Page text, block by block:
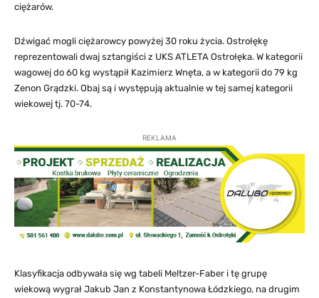
ciężarów.
Dźwigać mogli ciężarowcy powyżej 30 roku życia. Ostrołękę
reprezentowali dwaj sztangiści z UKS ATLETA Ostrołęka. W kategorii
wagowej do 60 kg wystąpił Kazimierz Wnęta, a w kategorii do 79 kg
Zenon Grądzki. Obaj są i występują aktualnie w tej samej kategorii
wiekowej tj. 70-74.
REKLAMA
Klasyfikacja odbywała się wg tabeli Meltzer-Faber i tę grupę
wiekową wygrał Jakub Jan z Konstantynowa Łódzkiego, na drugim